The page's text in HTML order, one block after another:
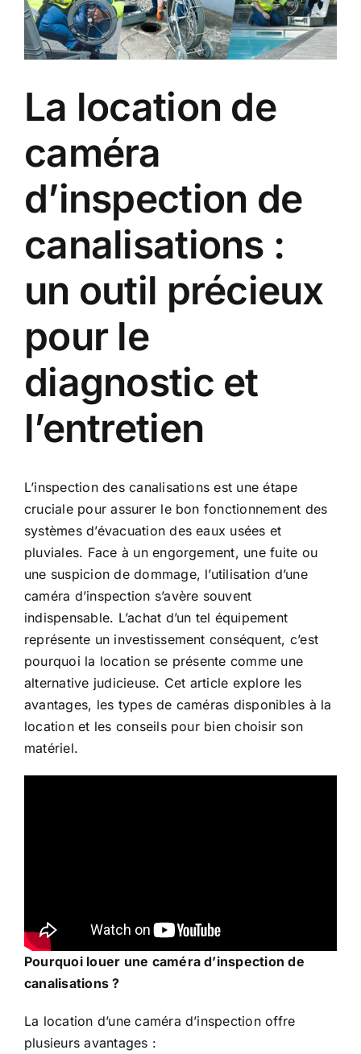
La location de
caméra
d’inspection de
canalisations :
un outil précieux
pour le
diagnostic et
l’entretien
L’inspection des canalisations est une étape
cruciale pour assurer le bon fonctionnement des
systèmes d’évacuation des eaux usées et
pluviales. Face à un engorgement, une fuite ou
une suspicion de dommage, l’utilisation d’une
caméra d’inspection s’avère souvent
indispensable. L’achat d’un tel équipement
représente un investissement conséquent, c’est
pourquoi la location se présente comme une
alternative judicieuse. Cet article explore les
avantages, les types de caméras disponibles à la
location et les conseils pour bien choisir son
matériel.
Pourquoi louer une caméra d’inspection de
canalisations ?
La location d’une caméra d’inspectionoffre
plusieurs avantages :